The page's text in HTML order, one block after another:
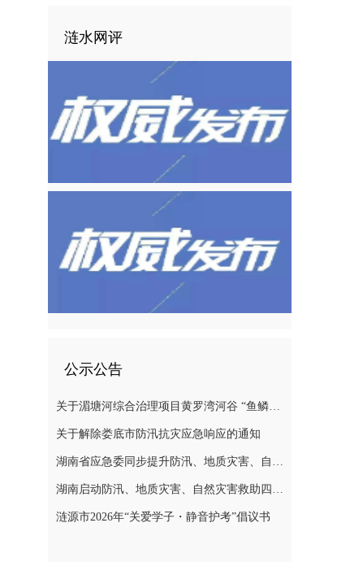
涟水网评
公示公告
关于湄塘河综合治理项目黄罗湾河谷 “鱼鳞坝”区域不对外开放的公告
关于解除娄底市防汛抗灾应急响应的通知
湖南省应急委同步提升防汛、地质灾害、自然灾害救助应急响应至三级
湖南启动防汛、地质灾害、自然灾害救助四级应急响应
涟源市2026年“关爱学子・静音护考”倡议书